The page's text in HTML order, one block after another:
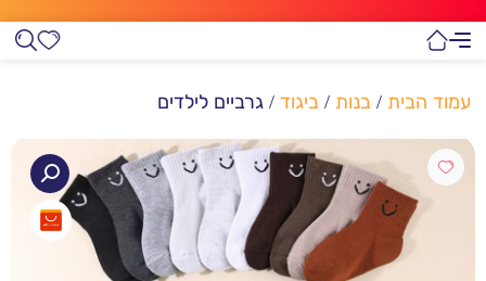
עמוד הבית / בנות / ביגוד / גרביים לילדים